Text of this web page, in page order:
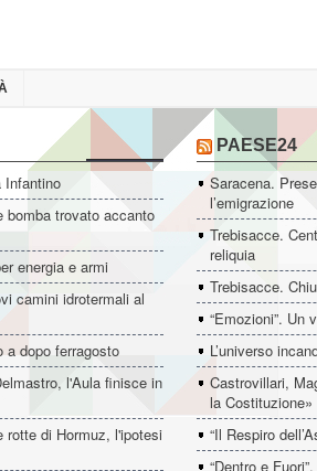
Infantino
bomba trovato accanto
energia e armi
camini idrotermali al
a dopo ferragosto
l'Aula finisce in
rotte di Hormuz, l'ipotesi
PAESE24
Saracena.
l’emigrazione
Trebisacce.
reliquia
Trebisacce.
“Emozioni”. Un
L’universo
Castrovillari,
la Costituzione»
“Il Respiro
“Dentro e